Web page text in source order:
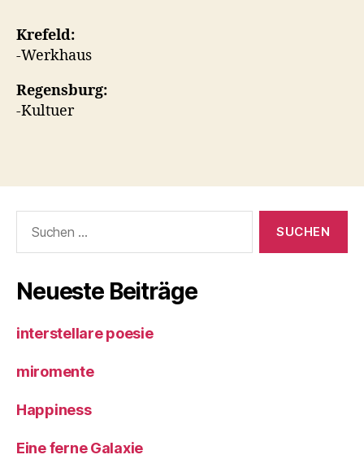
Krefeld:
-Werkhaus
Regensburg:
-Kultuer
nach:
Neueste Beiträge
interstellare poesie
miromente
Happiness
Eine ferne Galaxie